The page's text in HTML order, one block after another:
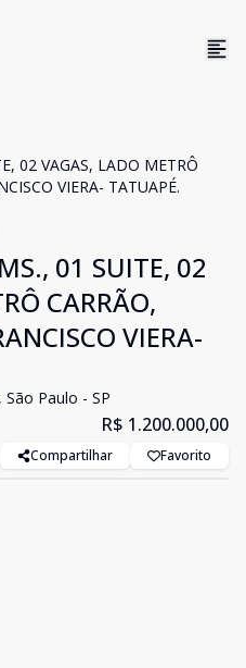
02 VAGAS, LADO METRÔ
VIERA- TATUAPÉ.
01 SUITE, 02
CARRÃO,
VIERA-
Paulo - SP
R$ 1.200.000,00
Compartilhar Favorito